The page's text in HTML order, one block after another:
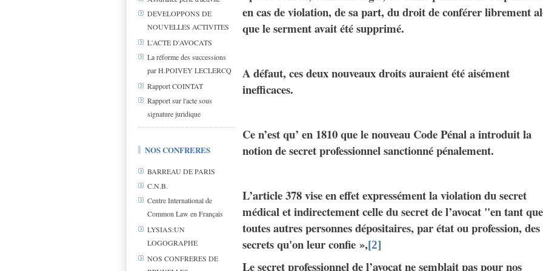
DEVELOPPONS DE
NOUVELLES ACTIVITES
L'ACTE D'AVOCATS
La réforme des successions
par H.POIVEY LECLERCQ
Rapport COINTAT
Rapport sur l'acte sous
signature juridique
NOS CONFRERES
BARREAU DE PARIS
C.N.B.
Centre International de
Common Law en Français
LYSIAS:UN
LOGOGRAPHE
NOS CONFRERES DE
en cas de violation, de sa part, du droit de conférer librement
que le serment avait été supprimé.
A défaut, ces deux nouveaux droits auraient été aisément
inefficaces.
Ce n’est qu’ en 1810 que le nouveau Code Pénal a introduit la
notion de secret professionnel sanctionné pénalement.
L’article 378 vise en effet expressément la violation du secret
médical et indirectement celle du secret de l’avocat "en tant
toutes autres personnes dépositaires, par état ou profession, des
secrets qu'on leur confie »,[2]
Le secret professionnel de l’avocat ne semblait pas pour nos